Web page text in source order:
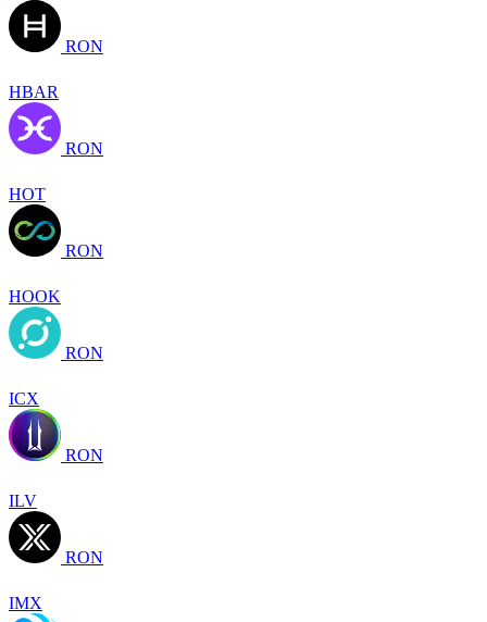
RON
HBAR
RON
HOT
RON
HOOK
RON
ICX
RON
ILV
RON
IMX